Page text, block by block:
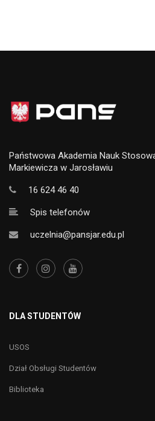
Państwowa Akademia Nauk
Markiewicza w Jarosławiu
16 624 46 40
Spis telefonów
uczelnia@pansjar.edu.pl
DLA STUDENTÓW
USOS
Dział Obsługi Studentów
Biblioteka